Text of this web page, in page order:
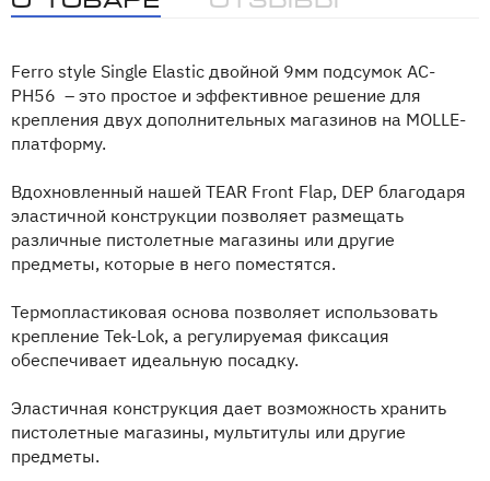
Ferro style Single Elastic двойной 9мм подсумок AC-
PH56 – это простое и эффективное решение для
крепления двух дополнительных магазинов на MOLLE-
платформу.
Вдохновленный нашей TEAR Front Flap, DEP благодаря
эластичной конструкции позволяет размещать
различные пистолетные магазины или другие
предметы, которые в него поместятся.
Термопластиковая основа позволяет использовать
крепление Tek-Lok, а регулируемая фиксация
обеспечивает идеальную посадку.
Эластичная конструкция дает возможность хранить
пистолетные магазины, мультитулы или другие
предметы.